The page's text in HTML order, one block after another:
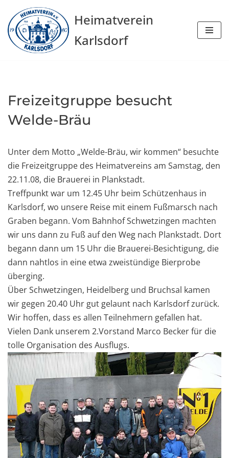
Zum
Inhalt
springen
Heimatverein
Karlsdorf
Freizeitgruppe besucht
Welde-Bräu
Unter dem Motto „Welde-Bräu, wir kommen“ besuchte
die Freizeitgruppe des Heimatvereins am Samstag, den
22.11.08, die Brauerei in Plankstadt.
Treffpunkt war um 12.45 Uhr beim Schützenhaus in
Karlsdorf, wo unsere Reise mit einem Fußmarsch nach
Graben begann. Vom Bahnhof Schwetzingen machten
wir uns dann zu Fuß auf den Weg nach Plankstadt. Dort
begann dann um 15 Uhr die Brauerei-Besichtigung, die
dann nahtlos in eine etwa zweistündige Bierprobe
überging.
Über Schwetzingen, Heidelberg und Bruchsal kamen
wir gegen 20.40 Uhr gut gelaunt nach Karlsdorf zurück.
Wir hoffen, dass es allen Teilnehmern gefallen hat.
Vielen Dank unserem 2.Vorstand Marco Becker für die
tolle Organisation des Ausflugs.